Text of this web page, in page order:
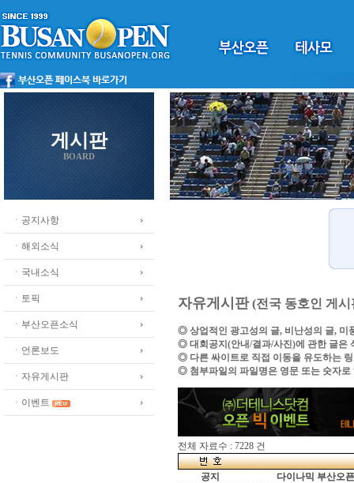
게시판
BOARD
ㆍ공지사항
ㆍ해외소식
ㆍ국내소식
ㆍ토픽
ㆍ부산오픈소식
ㆍ언론보도
ㆍ자유게시판
ㆍ이벤트
자유게시판(전국 동호인 게시
◎ 상업적인 광고성의 글, 비난성의 글, 미
◎ 대회공지(안내/결과/사진)에 관한 글은
◎ 다른 싸이트로 직접 이동을 유도하는
◎ 첨부파일의 파일명은 영문 또는 숫자로
전체 자료수 : 7228 건
공지
다이나믹 부산오